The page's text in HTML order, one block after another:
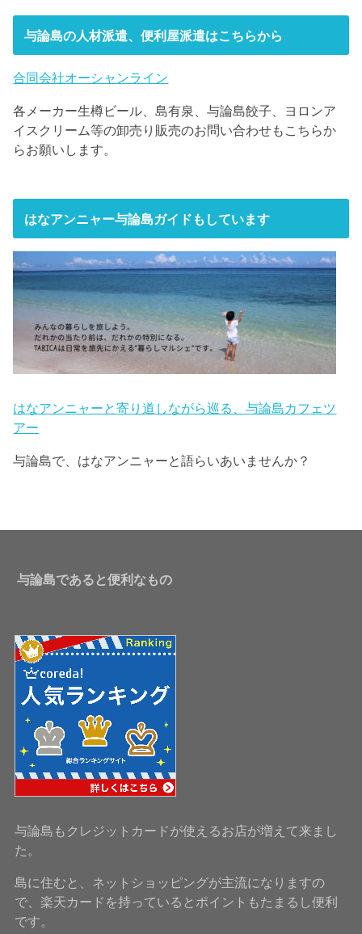
与論島の人材派遣、便利屋派遣はこちらから
合同会社オーシャンライン
各メーカー生樽ビール、島有泉、与論島餃子、ヨロンア
イスクリーム等の卸売り販売のお問い合わせもこちらか
らお願いします。
はなアンニャー与論島ガイドもしています
はなアンニャーと寄り道しながら巡る、与論島カフェツ
アー
与論島で、はなアンニャーと語らいあいませんか？
与論島であると便利なもの
与論島もクレジットカードが使えるお店が増えて来まし
た。
島に住むと、ネットショッピングが主流になりますの
で、楽天カードを持っているとポイントもたまるし便利
です。